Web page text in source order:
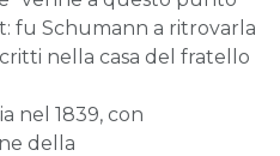
fu Schumann a ritrovarla
nella casa del fratello
nel 1839, con
della